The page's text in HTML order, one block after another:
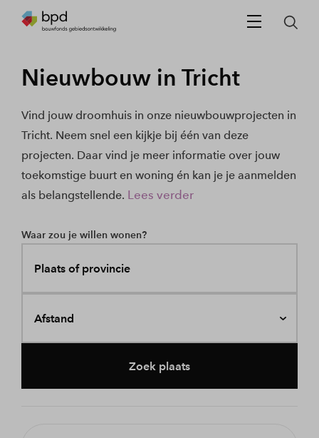
Nieuwbouw in Tricht
Vind jouw droomhuis in onze nieuwbouwprojecten in
Tricht. Neem snel een kijkje bij één van deze
projecten. Daar vind je meer informatie over jouw
toekomstige buurt en woning én kan je je aanmelden
als belangstellende. Lees verder
Waar zou je willen wonen?
Plaats of provincie
Afstand
Zoek plaats